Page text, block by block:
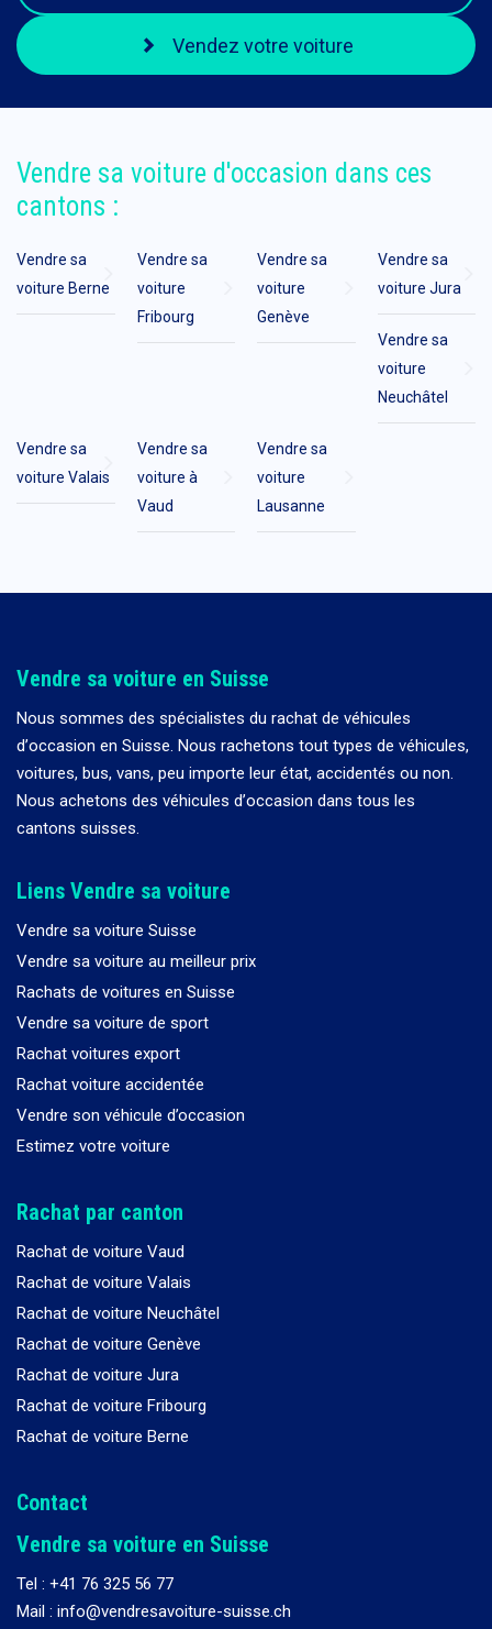
Vendez votre voiture
Vendre sa voiture d'occasion dans ces
cantons :
Vendre sa
voiture Berne
Vendre sa
voiture
Fribourg
Vendre sa
voiture
Genève
Vendre sa
voiture Jura
Vendre sa
voiture
Neuchâtel
Vendre sa
voiture Valais
Vendre sa
voiture à
Vaud
Vendre sa
voiture
Lausanne
Vendre sa voiture en Suisse
Nous sommes des spécialistes du rachat de véhicules
d’occasion en Suisse. Nous rachetons tout types de véhicules,
voitures, bus, vans, peu importe leur état, accidentés ou non.
Nous achetons des véhicules d’occasion dans tous les
cantons suisses.
Liens Vendre sa voiture
Vendre sa voiture Suisse
Vendre sa voiture au meilleur prix
Rachats de voitures en Suisse
Vendre sa voiture de sport
Rachat voitures export
Rachat voiture accidentée
Vendre son véhicule d’occasion
Estimez votre voiture
Rachat par canton
Rachat de voiture Vaud
Rachat de voiture Valais
Rachat de voiture Neuchâtel
Rachat de voiture Genève
Rachat de voiture Jura
Rachat de voiture Fribourg
Rachat de voiture Berne
Contact
Vendre sa voiture en Suisse
Tel : +41 76 325 56 77
Mail : info@vendresavoiture-suisse.ch